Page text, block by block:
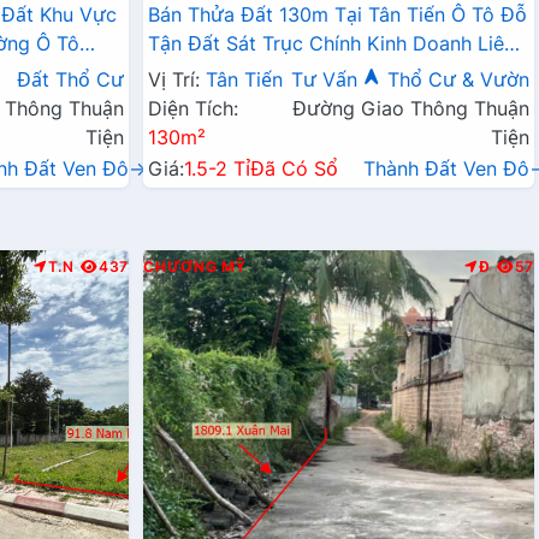
Khu Vực
Ô Tô
Liên Xã
Đất Thổ Cư
Thuận
Tiện
Đất Ven Đô→
Bán Thửa Đất 130m Tại Tân Tiến Ô Tô Đỗ
Tận Đất Sát Trục Chính Kinh Doanh Liên
Xã
Vị Trí: Tân Tiến Tư Vấn
Thổ Cư & Vườn
Diện Tích:
130m²
Đường Giao Thông Thuận
Tiện
Giá:1.5-2 TỉĐã Có Sổ Thành Đất Ven
T.N 437 CHƯƠNG MỸ Đ 57